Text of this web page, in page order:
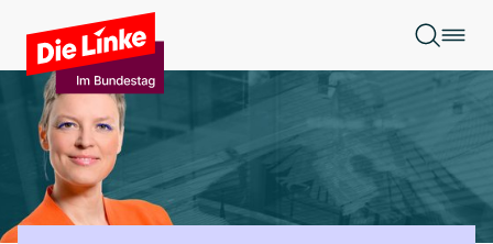
Zum Hauptinhalt springen